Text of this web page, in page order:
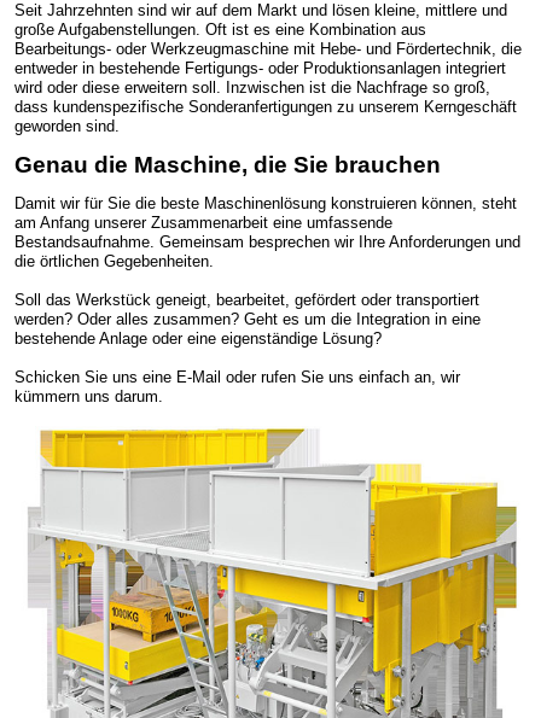
Seit Jahrzehnten sind wir auf dem Markt und lösen kleine, mittlere und
große Aufgabenstellungen. Oft ist es eine Kombination aus
Bearbeitungs- oder Werkzeugmaschine mit Hebe- und Fördertechnik, die
entweder in bestehende Fertigungs- oder Produktionsanlagen integriert
wird oder diese erweitern soll. Inzwischen ist die Nachfrage so groß,
dass kundenspezifische Sonderanfertigungen zu unserem Kerngeschäft
geworden sind.
Genau die Maschine, die Sie brauchen
Damit wir für Sie die beste Maschinenlösung konstruieren können, steht
am Anfang unserer Zusammenarbeit eine umfassende
Bestandsaufnahme. Gemeinsam besprechen wir Ihre Anforderungen und
die örtlichen Gegebenheiten.
Soll das Werkstück geneigt, bearbeitet, gefördert oder transportiert
werden? Oder alles zusammen? Geht es um die Integration in eine
bestehende Anlage oder eine eigenständige Lösung?
Schicken Sie uns eine E-Mail oder rufen Sie uns einfach an, wir
kümmern uns darum.